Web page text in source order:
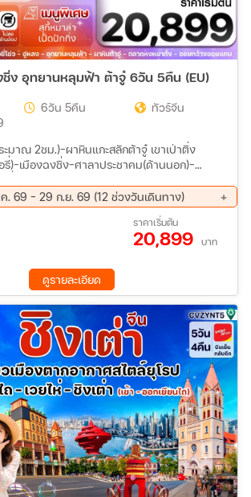
ง อุทยานหลุมฟ้า ต้าจู๋ 6วัน 5คืน (EU)
6วัน 5คืน ทัวร์จีน
มาณ 2ชม.)-ผาหินแกะสลักต้าจู๋ เขาเป่าติ่ง
รี่)-เมืองฉงชิ่ง-ศาลาประชาคม(ด้านนอก)-
ะพานกระจก+รถกอล์ฟ)-กลับฉงชิ่ง - เข้าโรงแรม
ชี่โข่ว -จัตุรัสเฉาเทียนเหมิน – ถ่ายรูปตึก
ตึกไคว่ชิงโหล่ –The Ring Mall – ถนนคนเดินเจีย
รมที่พัก กลับเฉิงตู-ตงเจียวเจี้ยอี้-เมืองโบราณจิ๋น
-PoP Mart-เดินทางกลับกรุงเทพฯ(สุวรรณภูมิ)
. 69 - 29 ก.ย. 69 (12 ช่วงวันเดินทาง)
13 ส.ค. 69 - 18 ส.ค. 69
69
20 ส.ค. 69 - 25 ส.ค. 69
69
03 ก.ย. 69 - 08 ก.ย. 69
10 ก.ย. 69 - 15 ก.ย. 69
17 ก.ย. 69 - 22 ก.ย. 69
. 69
24 ก.ย. 69 - 29 ก.ย. 69
ราคาเริ่มต้น
20,899 บาท
ดูรายละเอียด